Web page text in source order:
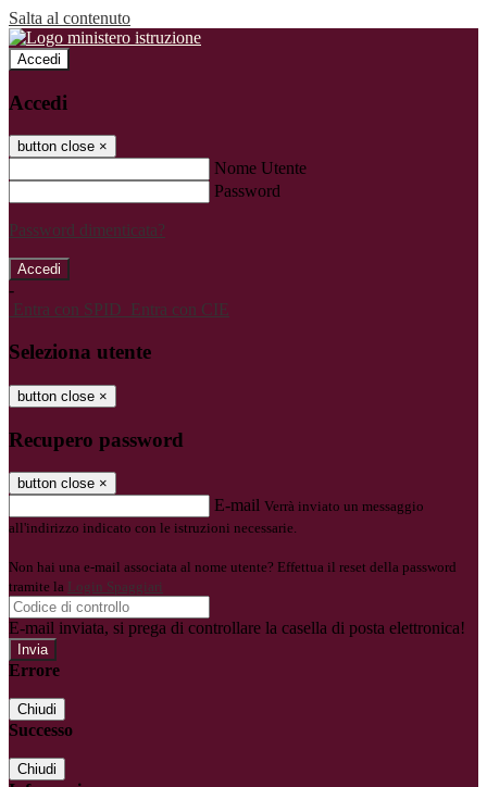
Salta al contenuto
Accedi
Accedi
button close ×
Nome Utente
Password
Password dimenticata?
-
Entra con SPID Entra con CIE
Seleziona utente
button close ×
Recupero password
button close ×
E-mail Verrà inviato un messaggio
all'indirizzo indicato con le istruzioni necessarie.
Non hai una e-mail associata al nome utente? Effettua il reset della password
tramite la Login Spaggiari
E-mail inviata, si prega di controllare la casella di posta elettronica!
Errore
Chiudi
Successo
Chiudi